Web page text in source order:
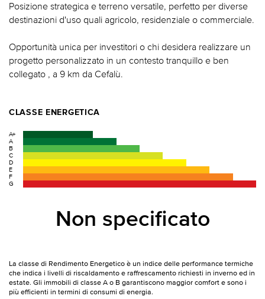
Posizione strategica e terreno versatile, perfetto per diverse
destinazioni d'uso quali agricolo, residenziale o commerciale.
Opportunità unica per investitori o chi desidera realizzare un
progetto personalizzato in un contesto tranquillo e ben
collegato , a 9 km da Cefalù.
CLASSE ENERGETICA
A+
A
B
C
D
E
F
G
Non specificato
La classe di Rendimento Energetico è un indice delle performance termiche
che indica i livelli di riscaldamento e raffrescamento richiesti in inverno ed in
estate. Gli immobili di classe A o B garantiscono maggior comfort e sono i
più efficienti in termini di consumi di energia.